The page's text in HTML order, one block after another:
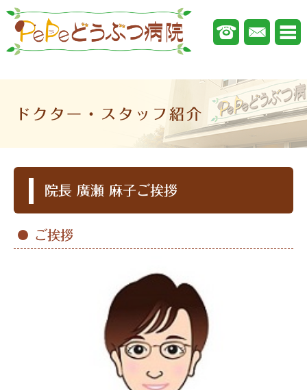
ドクター・スタッフ紹介
院長 廣瀬 麻子ご挨拶
ご挨拶